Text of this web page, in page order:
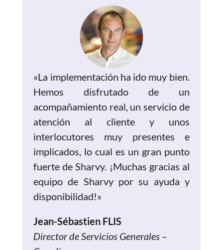
«La implementación ha ido muy bien.
Hemos disfrutado de un
acompañamiento real, un servicio de
atención al cliente y unos
interlocutores muy presentes e
implicados, lo cual es un gran punto
fuerte de Sharvy. ¡Muchas gracias al
equipo de Sharvy por su ayuda y
disponibilidad!»
Jean-Sébastien FLIS
Director de Servicios Generales –